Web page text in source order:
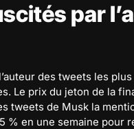
par
des tweets les
Le prix du jeton de la
tweets de Musk la
% en une semaine pour